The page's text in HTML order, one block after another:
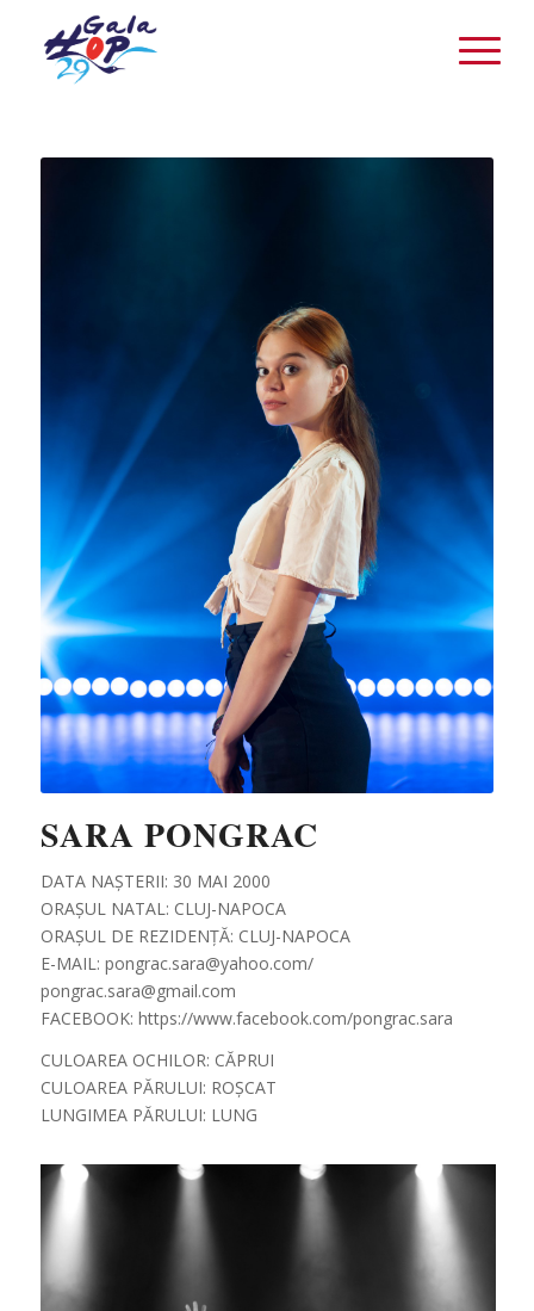
SARA PONGRAC
DATA NAȘTERII: 30 MAI 2000
ORAȘUL NATAL: CLUJ-NAPOCA
ORAȘUL DE REZIDENȚĂ: CLUJ-NAPOCA
E-MAIL: pongrac.sara@yahoo.com/
pongrac.sara@gmail.com
FACEBOOK: https://www.facebook.com/pongrac.sara
CULOAREA OCHILOR: CĂPRUI
CULOAREA PĂRULUI: ROȘCAT
LUNGIMEA PĂRULUI: LUNG